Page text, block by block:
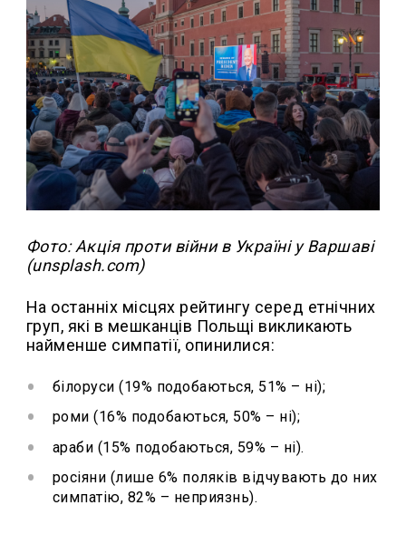
Фото: Акція проти війни в Україні у Варшаві
(unsplash.com)
На останніх місцях рейтингу серед етнічних
груп, які в мешканців Польщі викликають
найменше симпатії, опинилися:
білоруси (19% подобаються, 51% – ні);
роми (16% подобаються, 50% – ні);
араби (15% подобаються, 59% – ні).
росіяни (лише 6% поляків відчувають до них
симпатію, 82% – неприязнь).